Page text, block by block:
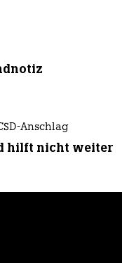
Anschlag
hilft nicht weiter